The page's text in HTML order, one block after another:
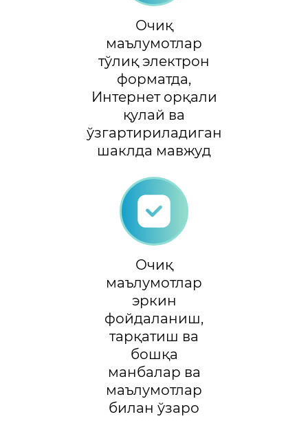
Очиқ
маълумотлар
тўлиқ электрон
форматда,
Интернет орқали
қулай ва
ўзгартириладиган
шаклда мавжуд
Очиқ
маълумотлар
эркин
фойдаланиш,
тарқатиш ва
бошқа
манбалар ва
маълумотлар
билан ўзаро